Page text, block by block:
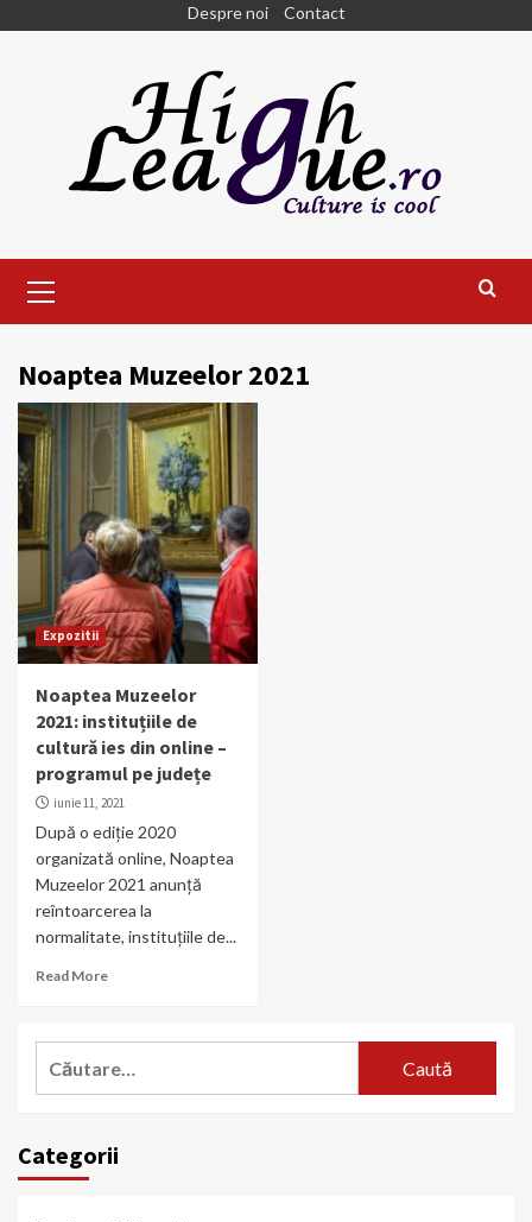
Despre noi Contact
Menu
Noaptea Muzeelor 2021
Expozitii
Noaptea Muzeelor
2021: instituțiile de
cultură ies din online –
programul pe județe
iunie 11, 2021
După o ediție 2020
organizată online, Noaptea
Muzeelor 2021 anunță
reîntoarcerea la
normalitate, instituțiile de...
Read More
Categorii